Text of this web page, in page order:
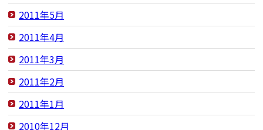
2011年5月
2011年4月
2011年3月
2011年2月
2011年1月
2010年12月